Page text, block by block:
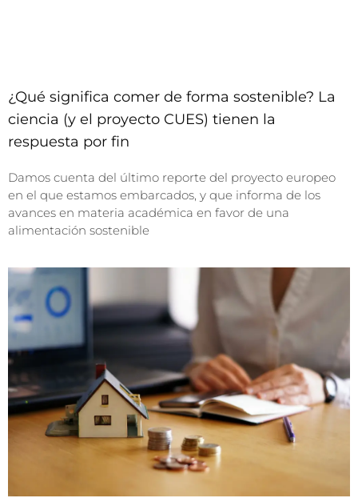
¿Qué significa comer de forma sostenible? La
ciencia (y el proyecto CUES) tienen la
respuesta por fin
Damos cuenta del último reporte del proyecto europeo
en el que estamos embarcados, y que informa de los
avances en materia académica en favor de una
alimentación sostenible